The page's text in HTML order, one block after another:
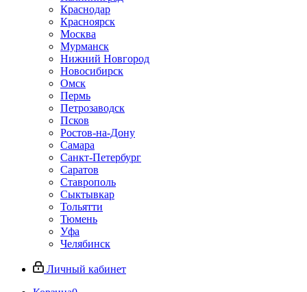
Краснодар
Красноярск
Москва
Мурманск
Нижний Новгород
Новосибирск
Омск
Пермь
Петрозаводск
Псков
Ростов-на-Дону
Самара
Санкт-Петербург
Саратов
Ставрополь
Сыктывкар
Тольятти
Тюмень
Уфа
Челябинск
Личный кабинет